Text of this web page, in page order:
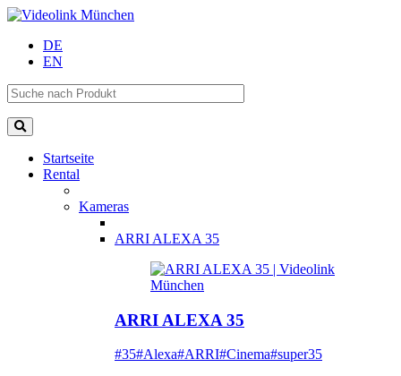
DE
EN
Startseite
Rental
Kameras
ARRI ALEXA 35
ARRI ALEXA 35
#35#Alexa#ARRI#Cinema#super35